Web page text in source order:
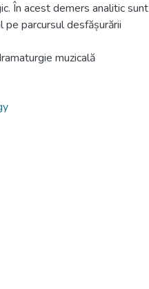
În acest demers analitic sunt
parcursul desfășurării
muzicală